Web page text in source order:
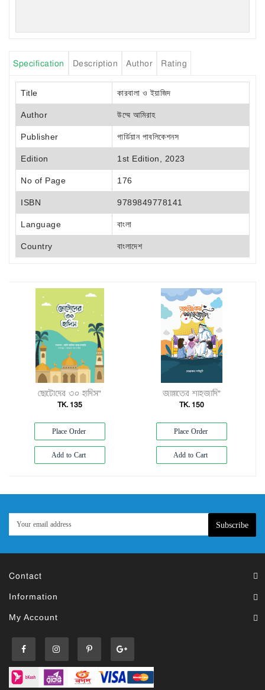
Specification Description Author Rating
Title কারবালা ও ইয়াজিদ
Author উম্মে আমিরাহ
Publisher গার্ডিয়ান পাবলিকেশনস
Edition 1st Edition, 2023
No of Page 176
ISBN 9789849778141
Language বাংলা
Country বাংলাদেশ
ছোটোদের ৩০ হাদিস"
TK. 135
Place Order
Add to Cart
জান্নাতের শাহজাদি"
TK. 150
Place Order
Add to Cart
Subscribe
Contact
Information
My Account